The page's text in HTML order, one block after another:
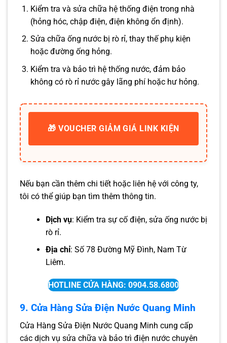
Kiểm tra và sửa chữa hệ thống điện trong nhà
(hỏng hóc, chập điện, điện không ổn định).
Sửa chữa ống nước bị rò rỉ, thay thế phụ kiện
hoặc đường ống hỏng.
Kiểm tra và bảo trì hệ thống nước, đảm bảo
không có rò rỉ nước gây lãng phí hoặc hư hỏng.
🎁 VOUCHER GIẢM GIÁ LINK KIỆN
Nếu bạn cần thêm chi tiết hoặc liên hệ với công ty,
tôi có thể giúp bạn tìm thêm thông tin.
Dịch vụ: Kiểm tra sự cố điện, sửa ống nước bị
rò rỉ.
Địa chỉ: Số 78 Đường Mỹ Đình, Nam Từ
Liêm.
HOTLINE CỬA HÀNG: 0904.58.6800
9. Cửa Hàng Sửa Điện Nước Quang Minh
Cửa Hàng Sửa Điện Nước Quang Minh cung cấp
các dịch vụ sửa chữa và bảo trì điện nước chuyên